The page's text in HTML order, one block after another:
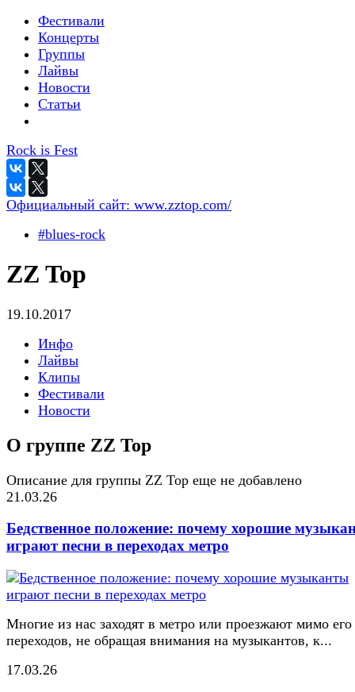
Фестивали
Концерты
Группы
Лайвы
Новости
Статьи
Rock is Fest
Официальный сайт: www.zztop.com/
#blues-rock
ZZ Top
19.10.2017
Инфо
Лайвы
Клипы
Фестивали
Новости
О группе ZZ Top
Описание для группы ZZ Top еще не добавлено
21.03.26
Бедственное положение: почему хорошие
играют песни в переходах метро
Многие из нас заходят в метро или проезжают мимо его
переходов, не обращая внимания на музыкантов, к...
17.03.26